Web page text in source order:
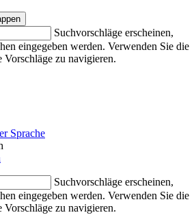
Suchvorschläge erscheinen,
eingegeben werden. Verwenden Sie die
Vorschläge zu navigieren.
Sprache
Suchvorschläge erscheinen,
eingegeben werden. Verwenden Sie die
Vorschläge zu navigieren.